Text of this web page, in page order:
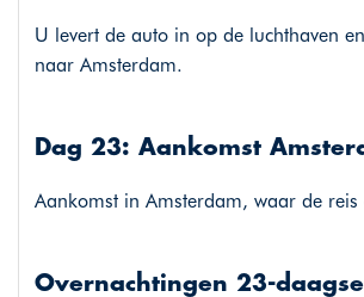
U levert de auto in op de luchthaven
naar Amsterdam.
Dag 23: Aankomst
Aankomst in Amsterdam, waar de reis
Overnachtingen 23-